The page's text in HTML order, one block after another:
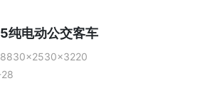
纯电动公交客车